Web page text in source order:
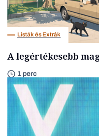
Listák és Extrák
A legértékesebb
1 perc